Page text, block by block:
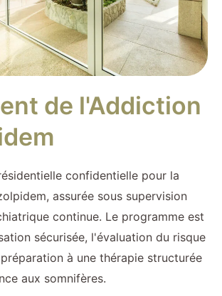
de l'Addiction
confidentielle pour la
assurée sous supervision
continue. Le programme est
sécurisée, l'évaluation du risque
à une thérapie structurée
aux somnifères.